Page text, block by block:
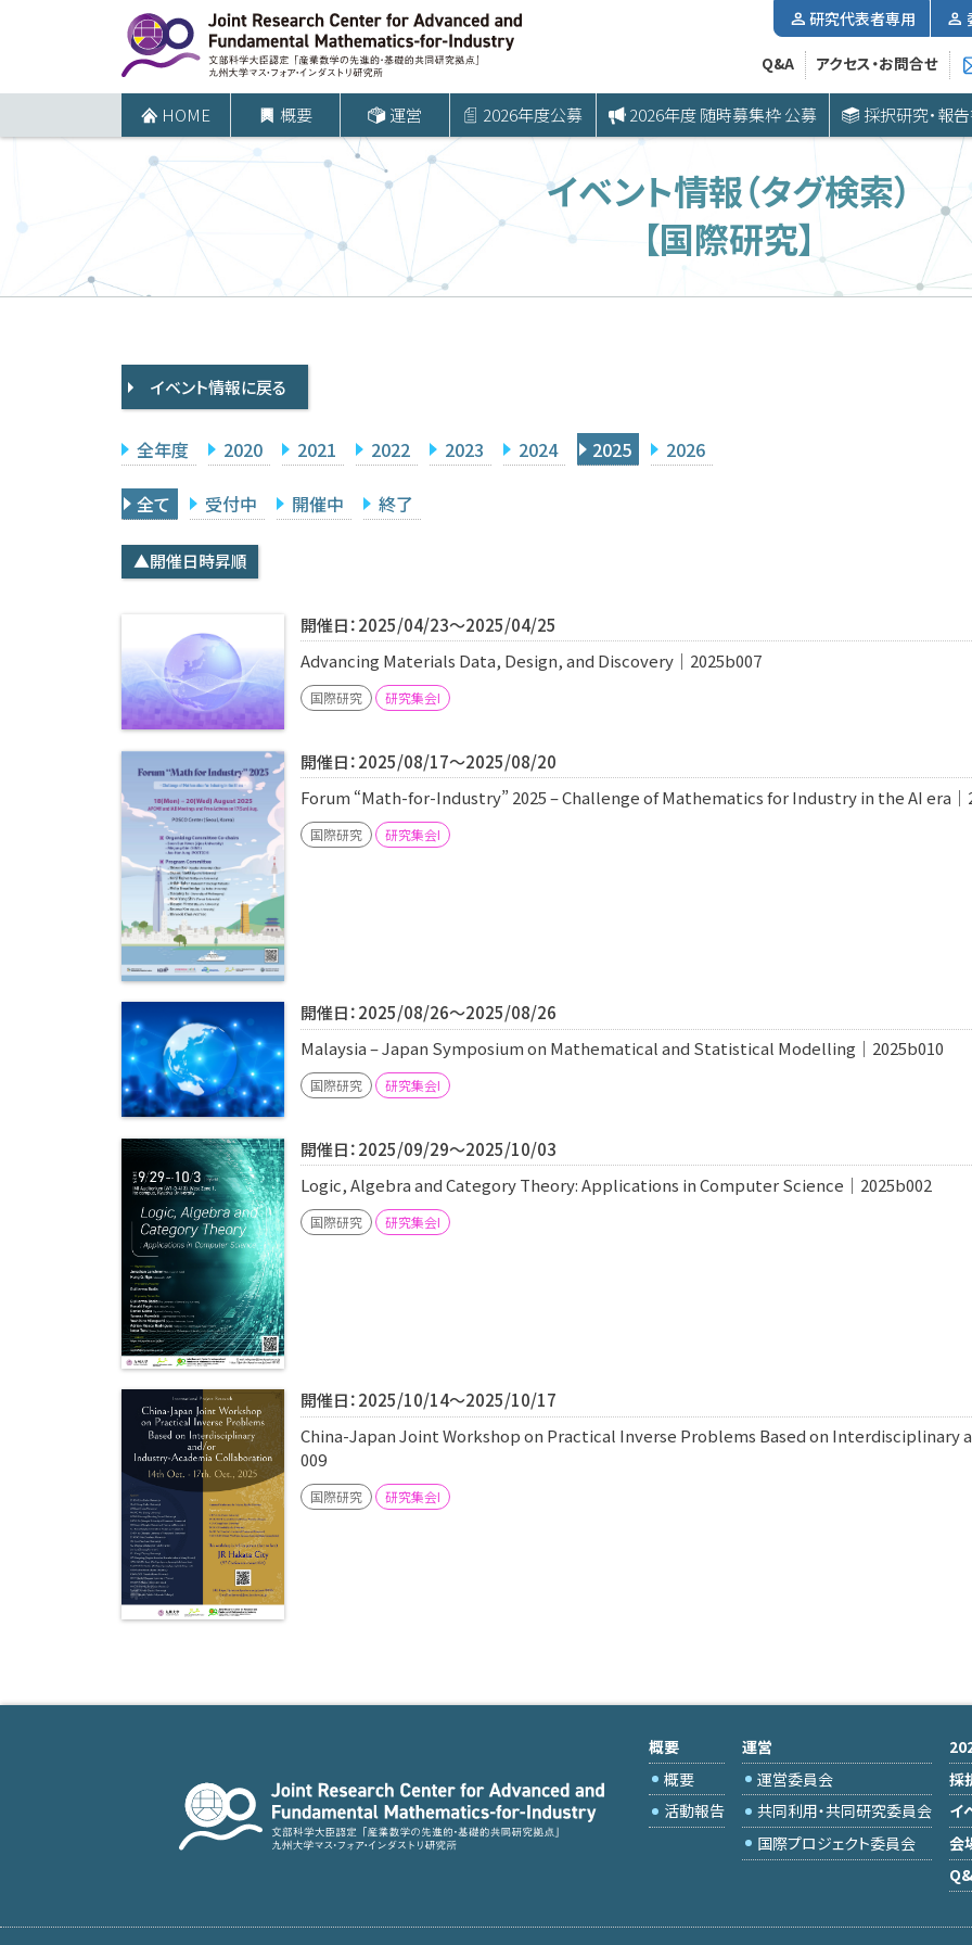
ツ
プ
HOME 概要 運営 2026年度公募 2026年度 随時募集枠 公募 採択研究・報
研究代表者専用
Q&A アクセス・お問合せ
イベント情報（タグ検索）
【国際研究】
イベント情報に戻る
全年度 2020 2021 2022 2023 2024 2025 2026
全て 受付中 開催中 終了
▲開催日時昇順
開催日：2025/04/23～2025/04/25
Advancing Materials Data, Design, and Discovery｜2025b007
国際研究 研究集会I
開催日：2025/08/17～2025/08/20
Forum “Math-for-Industry” 2025 – Challenge of Mathematics for Industry in the AI era｜
国際研究 研究集会I
開催日：2025/08/26～2025/08/26
Malaysia – Japan Symposium on Mathematical and Statistical Modelling｜2025b010
国際研究 研究集会I
開催日：2025/09/29～2025/10/03
Logic, Algebra and Category Theory: Applications in Computer Science｜2025b002
国際研究 研究集会I
開催日：2025/10/14～2025/10/17
China-Japan Joint Workshop on Practical Inverse Problems Based on Interdisciplinary
009
国際研究 研究集会I
概要
概要
活動報告
運営
運営委員会
共同利用・共同研究委員会
国際プロジェクト委員会
採
イ
会